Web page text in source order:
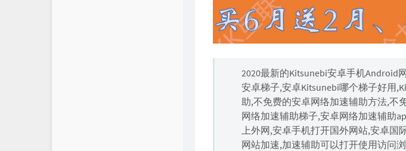
2020最新的Kitsunebi安卓手机Android
安卓梯子,安卓Kitsunebi哪个梯子好用
助,不免费的安卓网络加速辅助方法,不
网络加速辅助梯子,安卓网络加速辅助
上外网,安卓手机打开国外网站,安卓
网站加速,加速辅助可以打开使用访问